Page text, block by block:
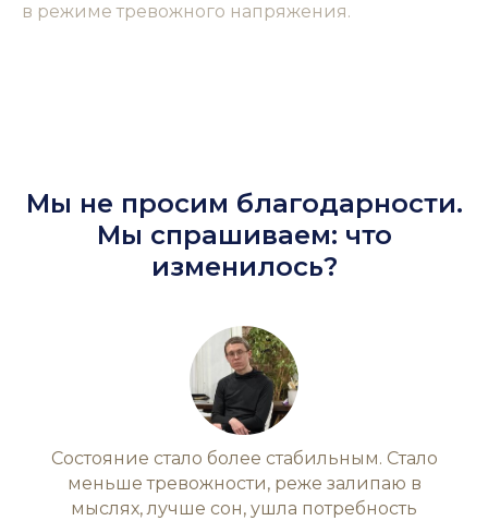
в режиме тревожного напряжения.
Мы не просим благодарности.
Мы спрашиваем: что
изменилось?
Состояние стало более стабильным. Стало
меньше тревожности, реже залипаю в
мыслях, лучше сон, ушла потребность